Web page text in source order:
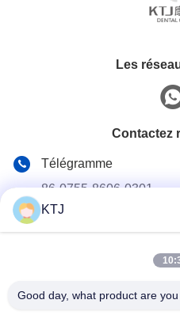
Les
Contactez
Télégramme
86-0755-8606-0301
Le bâtiment de l'industrie
KTJ
Good day, what product are